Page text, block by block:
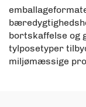
bortskaffelse og
tylposetyper
miljømæssige